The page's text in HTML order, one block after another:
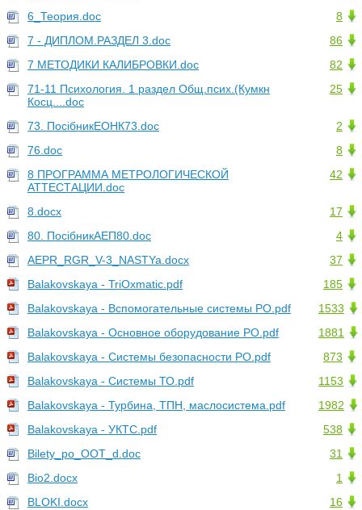
8
6_Теория.doc
86
7 - ДИПЛОМ.РАЗДЕЛ 3.doc
82
7 МЕТОДИКИ КАЛИБРОВКИ.doc
25
71-11 Психология. 1 раздел Общ.псих.(Кумкн
Косц....doc
2
73. ПосібникЕОНК73.doc
8
76.doc
42
8 ПРОГРАММА МЕТРОЛОГИЧЕСКОЙ
АТТЕСТАЦИИ.doc
17
8.docx
4
80. ПосібникАЕП80.doc
37
AEPR_RGR_V-3_NASTYa.docx
185
Balakovskaya - TriOxmatic.pdf
1533
Balakovskaya - Вспомогательные системы РО.pdf
1881
Balakovskaya - Основное оборудование РО.pdf
873
Balakovskaya - Системы безопасности РО.pdf
1153
Balakovskaya - Системы ТО.pdf
1982
Balakovskaya - Турбина, ТПН, маслосистема.pdf
538
Balakovskaya - УКТС.pdf
31
Bilety_po_OOT_d.doc
1
Bio2.docx
16
BLOKI.docx